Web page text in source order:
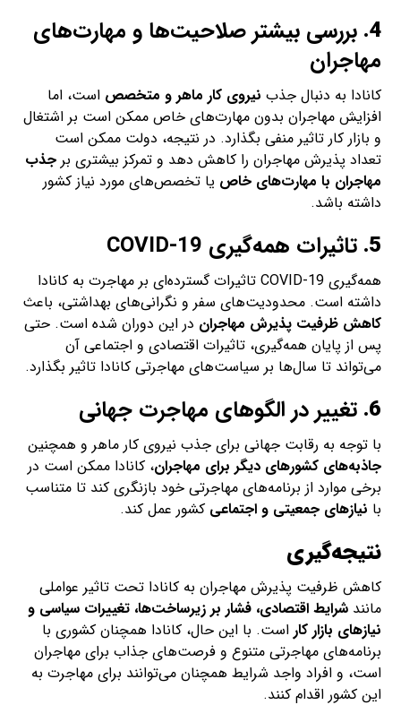
4. بررسی بیشتر صلاحیت‌ها و مهارت‌های
مهاجران
کانادا به دنبال جذب نیروی کار ماهر و متخصص است، اما
افزایش مهاجران بدون مهارت‌های خاص ممکن است بر اشتغال
و بازار کار تاثیر منفی بگذارد. در نتیجه، دولت ممکن است
تعداد پذیرش مهاجران را کاهش دهد و تمرکز بیشتری برجذب
مهاجران با مهارت‌های خاص یا تخصص‌های مورد نیاز کشور
داشته باشد.
5. تاثیرات همه‌گیری COVID-19
همه‌گیری COVID-19 تاثیرات گسترده‌ای بر مهاجرت به کانادا
داشته است. محدودیت‌های سفر و نگرانی‌های بهداشتی، باعث
کاهش ظرفیت پذیرش مهاجران در این دوران شده است. حتی
پس از پایان همه‌گیری، تاثیرات اقتصادی و اجتماعی آن
می‌تواند تا سال‌ها بر سیاست‌های مهاجرتی کانادا تاثیر بگذارد.
6. تغییر در الگوهای مهاجرت جهانی
با توجه به رقابت جهانی برای جذب نیروی کار ماهر و همچنین
جاذبه‌های کشورهای دیگر برای مهاجران، کانادا ممکن است در
برخی موارد از برنامه‌های مهاجرتی خود بازنگری کند تا متناسب
با نیازهای جمعیتی و اجتماعی کشور عمل کند.
نتیجه‌گیری
کاهش ظرفیت پذیرش مهاجران به کانادا تحت تاثیر عواملی
مانندشرایط اقتصادی، فشار بر زیرساخت‌ها، تغییرات سیاسی و
نیازهای بازار کار است. با این حال، کانادا همچنان کشوری با
برنامه‌های مهاجرتی متنوع و فرصت‌های جذاب برای مهاجران
است، و افراد واجد شرایط همچنان می‌توانند برای مهاجرت به
این کشور اقدام کنند.